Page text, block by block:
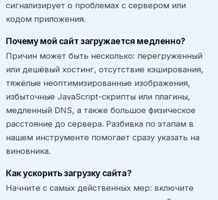
сигнализирует о проблемах с сервером или
кодом приложения.
Почему мой сайт загружается медленно?
Причин может быть несколько: перегруженный
или дешёвый хостинг, отсутствие кэширования,
тяжёлые неоптимизированные изображения,
избыточные JavaScript-скрипты или плагины,
медленный DNS, а также большое физическое
расстояние до сервера. Разбивка по этапам в
нашем инструменте помогает сразу указать на
виновника.
Как ускорить загрузку сайта?
Начните с самых действенных мер: включите